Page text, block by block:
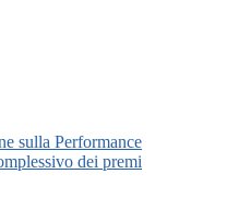
sulla Performance
dei premi